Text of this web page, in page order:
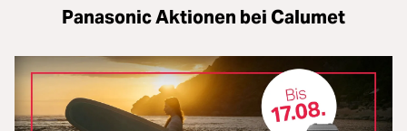
Panasonic Aktionen bei Calumet